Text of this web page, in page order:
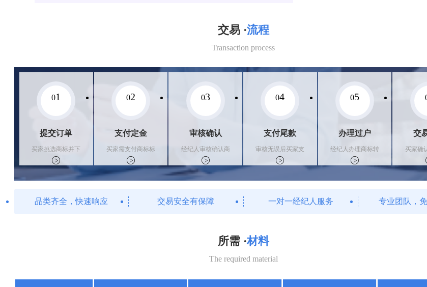
交易 ·流程
Transaction process
01
提交订单
买家挑选商标并下
单
02
支付定金
买家需支付商标标
价的10%的购买订
金
03
审核确认
经纪人审核确认商
标状态
04
支付尾款
审核无误后买家支
付尾款，卖家办理
相关手续
05
办理过户
经纪人办理商标转
让手续，交付相关
证书
交
买家确
后，平
支
品类齐全，快速响应 交易安全有保障 一对一经纪人服务 专业团队，
所需 ·材料
The required material